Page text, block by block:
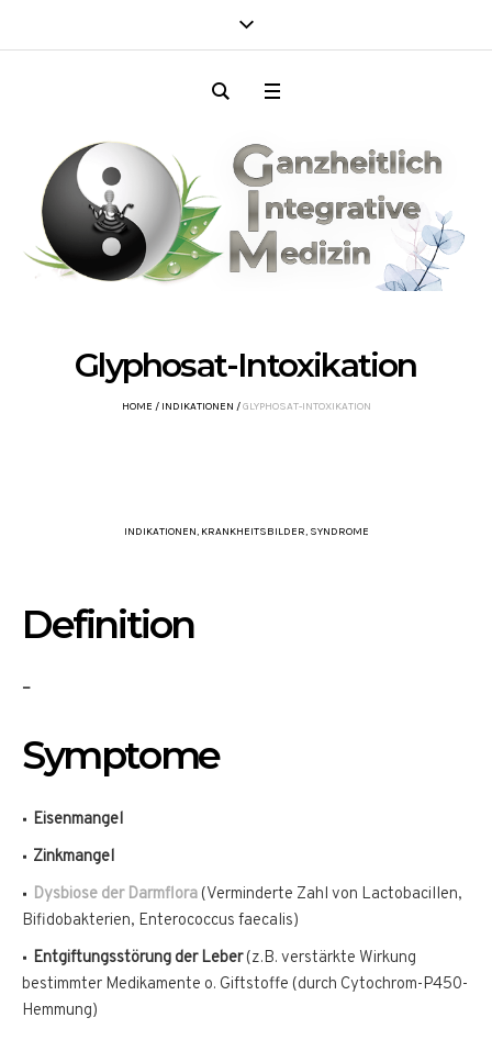
Glyphosat-Intoxikation
HOME / INDIKATIONEN /GLYPHOSAT-INTOXIKATION
INDIKATIONEN, KRANKHEITSBILDER, SYNDROME
Definition
–
Symptome
Eisenmangel
Zinkmangel
Dysbiose der Darmflora(Verminderte Zahl von Lactobacillen,
Bifidobakterien, Enterococcus faecalis)
Entgiftungsstörung der Leber(z.B. verstärkte Wirkung
bestimmter Medikamente o. Giftstoffe (durch Cytochrom-P450-
Hemmung)